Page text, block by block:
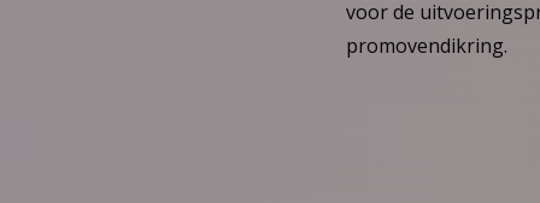
voor de
promovendikring.